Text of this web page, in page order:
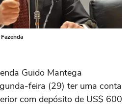
Guido Mantega
feira (29) ter uma conta
com depósito de US$ 600